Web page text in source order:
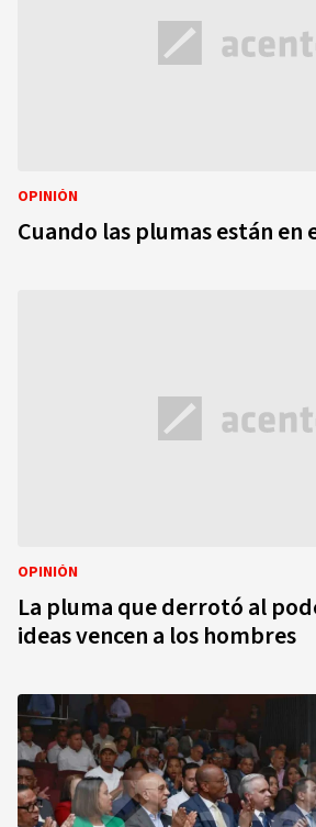
OPINIÓN
Cuando las plumas están en
OPINIÓN
La pluma que derrotó al
ideas vencen a los hombres